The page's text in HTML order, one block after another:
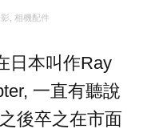
相機配件
日本叫作Ray
一直有聽說
後卒之在市面